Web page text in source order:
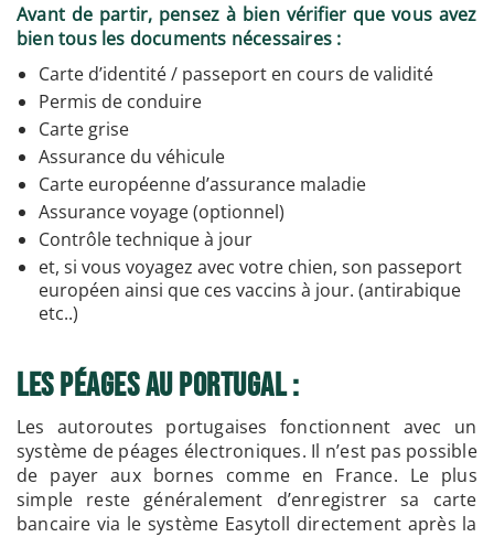
Avant de partir, pensez à bien vérifier que vous avez
bien tous les documents nécessaires :
Carte d’identité / passeport en cours de validité
Permis de conduire
Carte grise
Assurance du véhicule
Carte européenne d’assurance maladie
Assurance voyage (optionnel)
Contrôle technique à jour
et, si vous voyagez avec votre chien, son passeport
européen ainsi que ces vaccins à jour. (antirabique
etc..)
Les Péages au Portugal :
Les autoroutes portugaises fonctionnent avec un
système de péages électroniques. Il n’est pas possible
de payer aux bornes comme en France. Le plus
simple reste généralement d’enregistrer sa carte
bancaire via le système Easytoll directement après la